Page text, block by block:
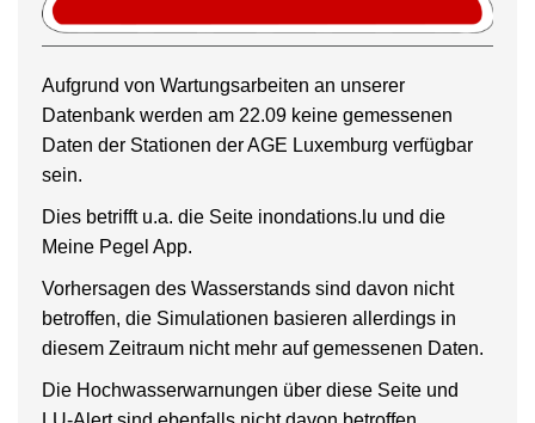
Aufgrund von Wartungsarbeiten an unserer
Datenbank werden am 22.09 keine gemessenen
Daten der Stationen der AGE Luxemburg verfügbar
sein.
Dies betrifft u.a. die Seite inondations.lu und die
Meine Pegel App.
Vorhersagen des Wasserstands sind davon nicht
betroffen, die Simulationen basieren allerdings in
diesem Zeitraum nicht mehr auf gemessenen Daten.
Die Hochwasserwarnungen über diese Seite und